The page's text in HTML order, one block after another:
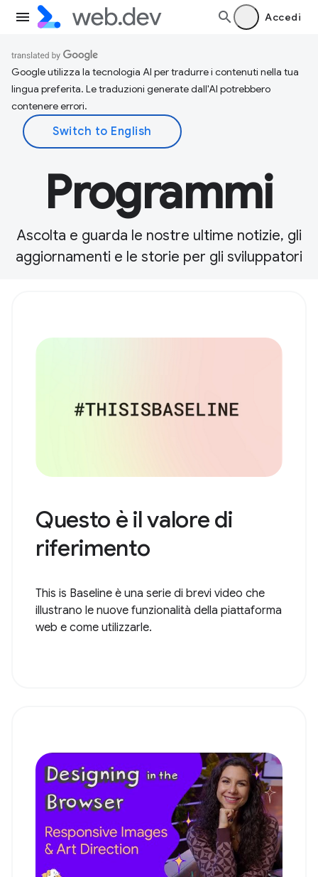
Accedi
Google utilizza la tecnologia AI per tradurre i contenuti nella tua
lingua preferita. Le traduzioni generate dall'AI potrebbero
contenere errori.
Programmi
Ascolta e guarda le nostre ultime notizie, gli
aggiornamenti e le storie per gli sviluppatori
Questo è il valore di
riferimento
This is Baseline è una serie di brevi video che
illustrano le nuove funzionalità della piattaforma
web e come utilizzarle.